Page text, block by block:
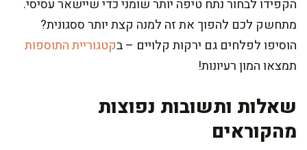
הקפידו לבחור נתח טיפה יותר שומני כדי שיישאר עסיסי.
מתחשק לכם להפוך את זה למנה קצת יותר ססגונית?
הוסיפו לפלחים גם ירקות קלויים – בקטגוריית התוספות
תמצאו המון רעיונות!
שאלות ותשובות נפוצות
מהקוראים